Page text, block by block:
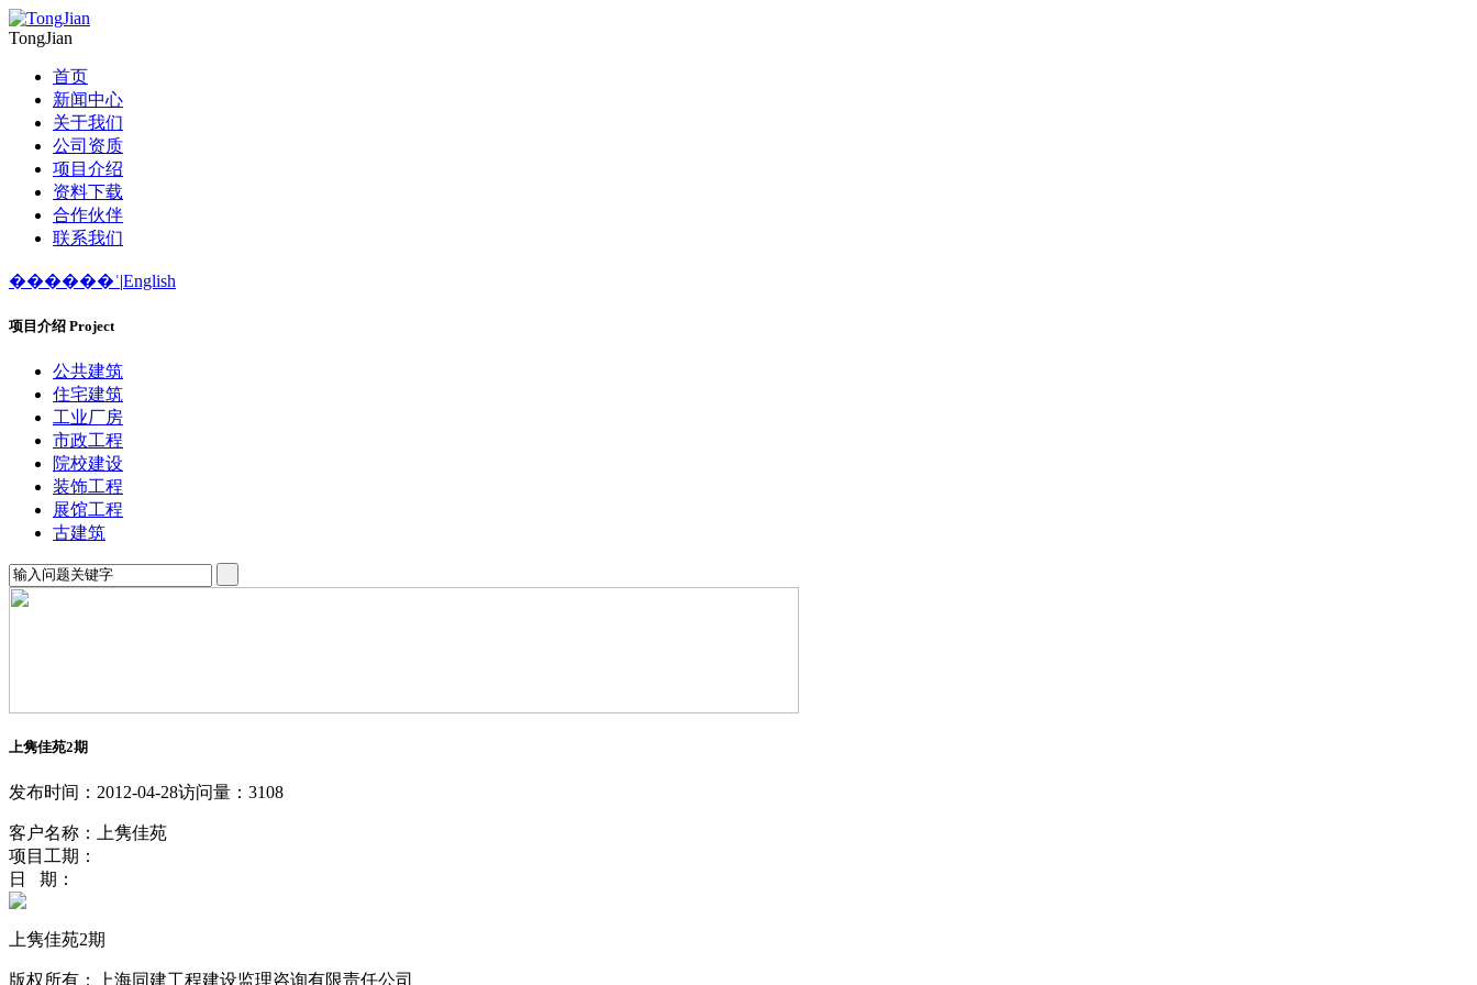
TongJian
首页
新闻中心
关于我们
公司资质
项目介绍
资料下载
合作伙伴
联系我们
������ʿ|English
项目介绍 Project
公共建筑
住宅建筑
工业厂房
市政工程
院校建设
装饰工程
展馆工程
古建筑
上隽佳苑2期
发布时间：2012-04-28访问量：3108
客户名称：上隽佳苑
项目工期：
日 期：
上隽佳苑2期
版权所有：上海同建工程建设监理咨询有限责任公司